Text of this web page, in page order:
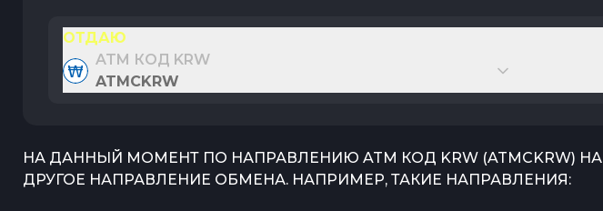
ОТДАЮ
ATM КОД KRW
ATMCKRW
НА ДАННЫЙ МОМЕНТ ПО НАПРАВЛЕНИЮ ATM КОД KRW (ATMCKRW) НА
ДРУГОЕ НАПРАВЛЕНИЕ ОБМЕНА. НАПРИМЕР, ТАКИЕ НАПРАВЛЕНИЯ: